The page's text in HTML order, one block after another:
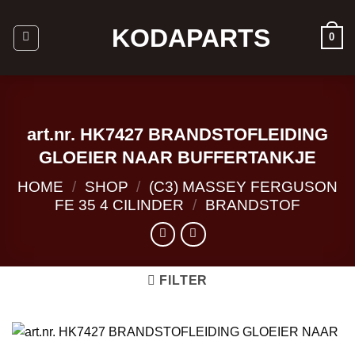
naar
inhoud
KODAPARTS 0
art.nr. HK7427 BRANDSTOFLEIDING
GLOEIER NAAR BUFFERTANKJE
HOME / SHOP / (C3) MASSEY FERGUSON
FE 35 4 CILINDER / BRANDSTOF
FILTER